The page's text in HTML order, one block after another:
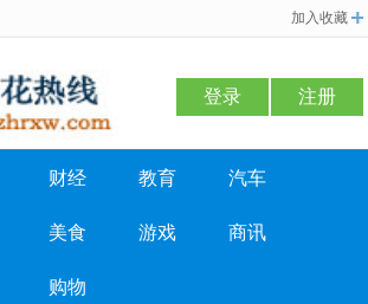
加入收藏
登录 注册
财经 教育 汽车
美食 游戏 商讯
购物